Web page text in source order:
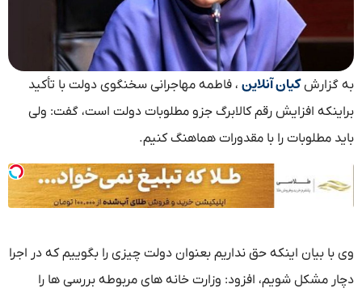
به گزارشکیان آنلاین ، فاطمه مهاجرانی سخنگوی دولت با تأکید
براینکه افزایش رقم کالابرگ جزو مطلوبات دولت است، گفت: ولی
باید مطلوبات را با مقدورات هماهنگ کنیم.
وی با بیان اینکه حق نداریم بعنوان دولت چیزی را بگوییم که در اجرا
دچار مشکل شویم، افزود: وزارت خانه های مربوطه بررسی ها را